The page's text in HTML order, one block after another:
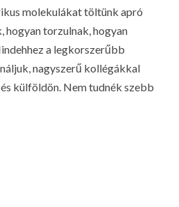
molekulákat töltünk apró
hogyan torzulnak, hogyan
a legkorszerűbb
nagyszerű kollégákkal
külföldön. Nem tudnék szebb